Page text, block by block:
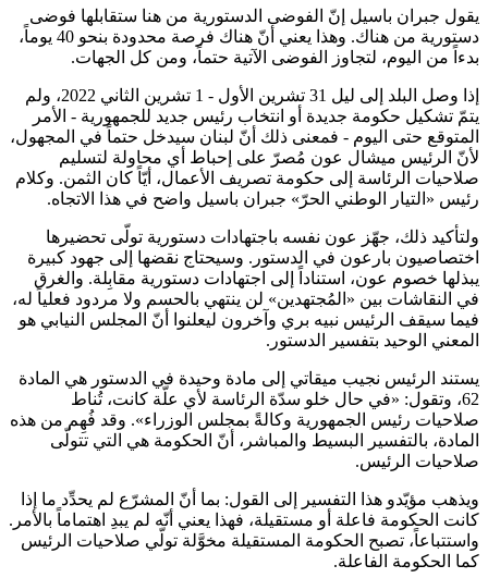
يقول جبران باسيل إنّ الفوضى الدستورية من هنا ستقابلها فوضى
دستورية من هناك. وهذا يعني أنّ هناك فرصة محدودة بنحو 40 يوماً،
بدءاً من اليوم، لتجاوز الفوضى الآتية حتماً، ومن كل الجهات.
إذا وصل البلد إلى ليل 31 تشرين الأول - 1 تشرين الثاني 2022، ولم
يتمّ تشكيل حكومة جديدة أو انتخاب رئيس جديد للجمهورية - الأمر
المتوقع حتى اليوم - فمعنى ذلك أنّ لبنان سيدخل حتماً في المجهول،
لأنّ الرئيس ميشال عون مُصرّ على إحباط أي محاولة لتسليم
صلاحيات الرئاسة إلى حكومة تصريف الأعمال، أيّاً كان الثمن. وكلام
رئيس «التيار الوطني الحرّ» جبران باسيل واضح في هذا الاتجاه.
ولتأكيد ذلك، جهّز عون نفسه باجتهادات دستورية تولّى تحضيرها
اختصاصيون بارعون في الدستور. وسيحتاج نقضها إلى جهود كبيرة
يبذلها خصوم عون، استناداً إلى اجتهادات دستورية مقابِلة. والغرق
في النقاشات بين «المُجتهدين» لن ينتهي بالحسم ولا مردود فعلياً له،
فيما سيقف الرئيس نبيه بري وآخرون ليعلنوا أنّ المجلس النيابي هو
المعني الوحيد بتفسير الدستور.
يستند الرئيس نجيب ميقاتي إلى مادة وحيدة في الدستور هي المادة
62، وتقول: «في حال خلو سدّة الرئاسة لأي علّة كانت، تُناط
صلاحيات رئيس الجمهورية وكالةً بمجلس الوزراء». وقد فُهِم من هذه
المادة، بالتفسير البسيط والمباشر، أنّ الحكومة هي التي تتولّى
صلاحيات الرئيس.
ويذهب مؤيّدو هذا التفسير إلى القول: بما أنّ المشرّع لم يحدِّد ما إذا
كانت الحكومة فاعلة أو مستقيلة، فهذا يعني أنّه لم يبدِ اهتماماً بالأمر.
واستتباعاً، تصبح الحكومة المستقيلة مخوَّلة تولّي صلاحيات الرئيس
كما الحكومة الفاعلة.